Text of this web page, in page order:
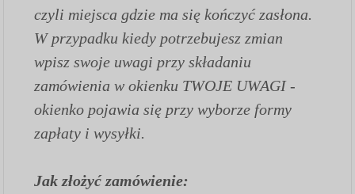
czyli miejsca gdzie ma się kończyć zasłona.
W przypadku kiedy potrzebujesz zmian
wpisz swoje uwagi przy składaniu
zamówienia w okienku TWOJE UWAGI -
okienko pojawia się przy wyborze formy
zapłaty i wysyłki.
Jak złożyć zamówienie: